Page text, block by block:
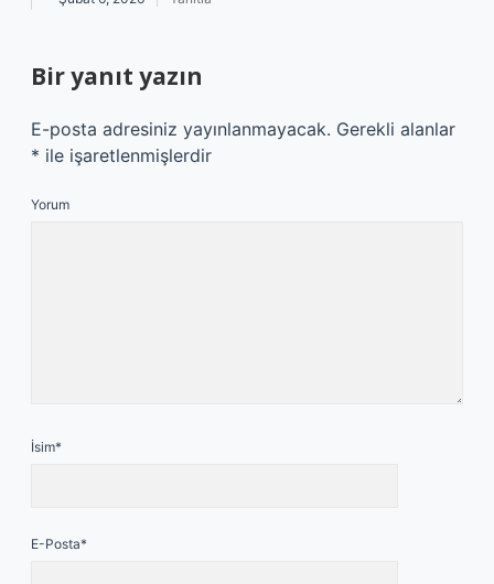
Bir yanıt yazın
E-posta adresiniz yayınlanmayacak. Gerekli alanlar
* ile işaretlenmişlerdir
Yorum
İsim*
E-Posta*